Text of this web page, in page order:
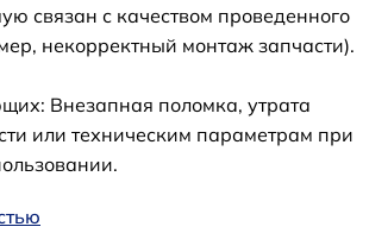
связан с качеством проведенного
некорректный монтаж запчасти).
Внезапная поломка, утрата
или техническим параметрам при